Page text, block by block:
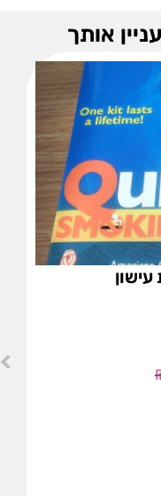
אותך